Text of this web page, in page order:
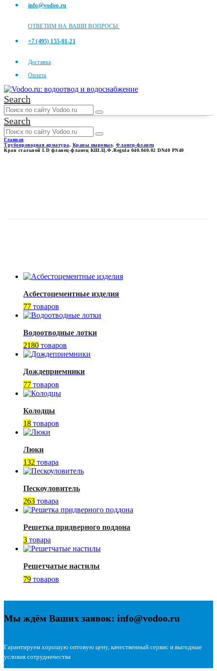
info@vodoo.ru
ОТВЕТИМ НА ВАШИ ВОПРОСЫ:
+7 (495) 155-01-21
Доставка
Оплата
Search
Search
Главная
Трубопроводная арматура, Краны шаровые, Фланец-фланец
Кран стальной LD фланец-фланец КШ.Ц.Ф.Regula 040.040.02 DN40 PN40
Асбестоцементные изделия
77 товаров
Водоотводные лотки
2180 товаров
Дождеприемники
77 товаров
Колодцы
18 товаров
Люки
132 товара
Пескоуловитель
263 товара
Решетка придверного поддона
3 товара
Решетчатые настилы
79 товаров
Мы ждём Ваших заявок: info@vodoo.ru
Гарантируем хорошую оптовую цену, качественный сервис и выгодные
условия сотрудничества